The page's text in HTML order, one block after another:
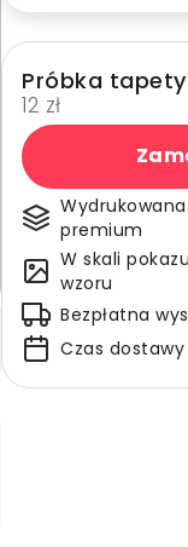
Próbka tapety
12 zł
premium
W skali
wzoru
Bezpłatna
Czas